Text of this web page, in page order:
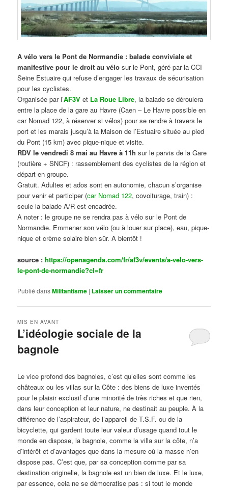
A vélo vers le Pont de Normandie : balade conviviale et
manifestive pour le droit au vélo sur le Pont, géré par la CCI
Seine Estuaire qui refuse d’engager les travaux de sécurisation
pour les cyclistes.
Organisée par l’AF3V et La Roue Libre, la balade se déroulera
entre la place de la gare au Havre (Caen – Le Havre possible en
car Nomad 122, à réserver si vélos) pour se rendre à travers le
port et les marais jusqu’à la Maison de l’Estuaire située au pied
du Pont (15 km) avec pique-nique et visite.
RDV le vendredi 8 mai au Havre à 11h sur le parvis de la Gare
(routière + SNCF) : rassemblement des cyclistes de la région et
départ en groupe.
Gratuit. Adultes et ados sont en autonomie, chacun s’organise
pour venir et participer (car Nomad 122, covoiturage, train) :
seule la balade A/R est encadrée.
A noter : le groupe ne se rendra pas à vélo sur le Pont de
Normandie. Emmener son vélo (ou à louer sur place), eau, pique-
nique et crème solaire bien sûr. A bientôt !
source :https://openagenda.com/fr/af3v/events/a-velo-vers-
le-pont-de-normandie?cl=fr
Publié dansMilitantisme | Laisser un commentaire
L’idéologie sociale de la
bagnole
MIS EN AVANT
Le vice profond des bagnoles, c’est qu’elles sont comme les
châteaux ou les villas sur la Côte : des biens de luxe inventés
pour le plaisir exclusif d’une minorité de très riches et que rien,
dans leur conception et leur nature, ne destinait au peuple. À la
différence de l’aspirateur, de l’appareil de T.S.F. ou de la
bicyclette, qui gardent toute leur valeur d’usage quand tout le
monde en dispose, la bagnole, comme la villa sur la côte, n’a
d’intérêt et d’avantages que dans la mesure où la masse n’en
dispose pas. C’est que, par sa conception comme par sa
destination originelle, la bagnole est un bien de luxe. Et le luxe,
par essence, cela ne se démocratise pas : si tout le monde